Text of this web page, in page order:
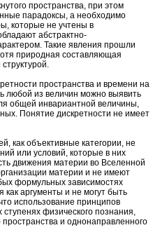
пространства, при этом
парадоксы, а необходимо
которые не учтены в
абстрактно-
Такие явления прошли
природная составляющая
пространства и времени на
любой из величин можно выявить
общей инвариантной величины,
Понятие дискретности не имеет
как объективные категории, не
или условий, которые в них
движения материи во Вселенной
материи и не имеют
формульных зависимостях
аргументы и не могут быть
использование принципов
физического познания,
и однонаправленного